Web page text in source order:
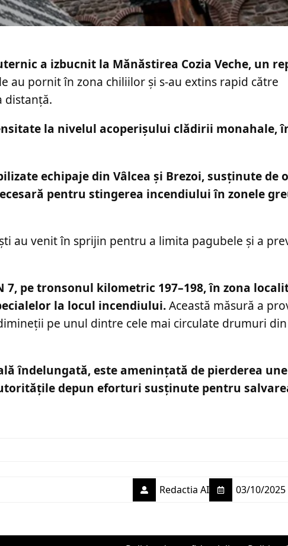
a izbucnit la Mănăstirea Cozia Veche, un
au pornit în zona chiliilor și s-au extins rapid către
distanță.
la nivelul acoperișului clădirii monahale,
echipaje din Vâlcea și Brezoi, susținute de o
pentru stingerea incendiului în zonele
au venit în sprijin pentru a limita pagubele și a
pe tronsonul kilometric 197–198, în zona
la locul incendiului.Această măsură a
pe unul dintre cele mai circulate drumuri din
îndelungată, este amenințată de pierderea
depun eforturi susținute pentru
Redactia AI 03/10/